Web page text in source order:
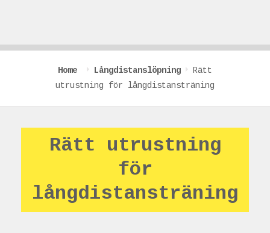
Home Långdistanslöpning
Rätt
utrustning för långdistansträning
Rätt utrustning
för
långdistansträning